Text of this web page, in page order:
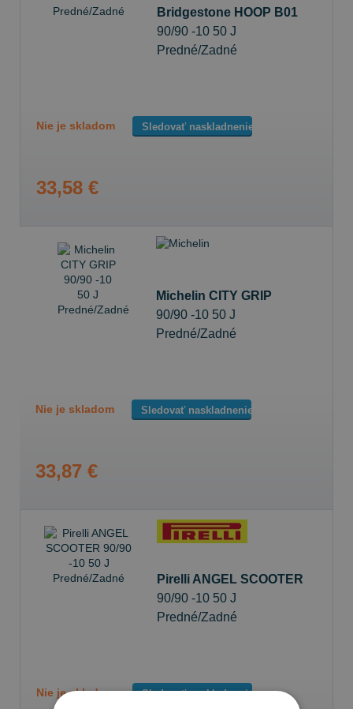
Bridgestone HOOP B01
90/90 -10 50 J
Predné/Zadné
Nie je skladom Sledovať naskladnenie
33,58 €
Michelin CITY GRIP
90/90 -10 50 J
Predné/Zadné
Nie je skladom Sledovať naskladnenie
33,87 €
Pirelli ANGEL SCOOTER
90/90 -10 50 J
Predné/Zadné
Nie je skladom Sledovať naskladnenie